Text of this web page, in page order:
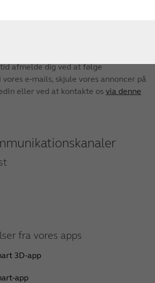
rettigheder i relation til dine
afmelde dig ved at følge
e-mails, skjule vores annoncer på
eller ved at kontakte os via denne
fra vores apps
3D-app
app